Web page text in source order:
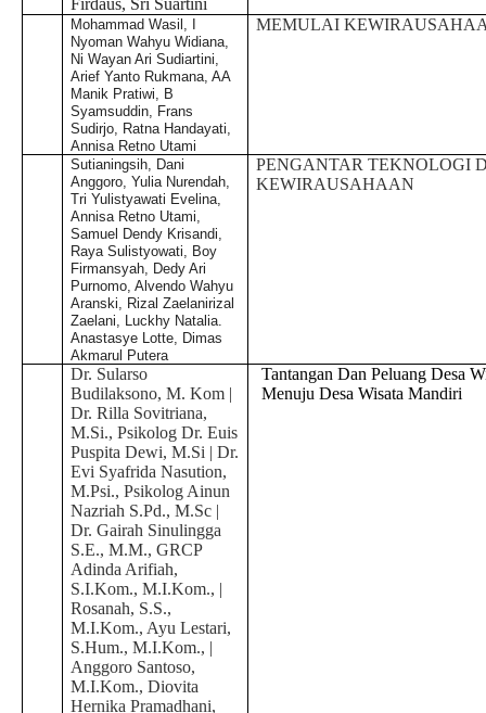
Mohammad Wasil, I
Nyoman Wahyu Widiana,
Ni Wayan Ari Sudiartini,
Arief Yanto Rukmana, AA
Manik Pratiwi, B
Syamsuddin, Frans
Sudirjo, Ratna Handayati,
Annisa Retno Utami
MEMULAI
Sutianingsih, Dani
Anggoro, Yulia Nurendah,
Tri Yulistyawati Evelina,
Annisa Retno Utami,
Samuel Dendy Krisandi,
Raya Sulistyowati, Boy
Firmansyah, Dedy Ari
Purnomo, Alvendo Wahyu
Aranski, Rizal Zaelanirizal
Zaelani, Luckhy Natalia.
Anastasye Lotte, Dimas
Akmarul Putera
PENGANTAR TEKNOLOGI
KEWIRAUSAHAAN
Dr. Sularso
Budilaksono, M. Kom |
Dr. Rilla Sovitriana,
M.Si., Psikolog Dr. Euis
Puspita Dewi, M.Si | Dr.
Evi Syafrida Nasution,
M.Psi., Psikolog Ainun
Nazriah S.Pd., M.Sc |
Dr. Gairah Sinulingga
S.E., M.M., GRCP
Adinda Arifiah,
S.I.Kom., M.I.Kom., |
Rosanah, S.S.,
M.I.Kom., Ayu Lestari,
S.Hum., M.I.Kom., |
Anggoro Santoso,
M.I.Kom., Diovita
Hernika Pramadhani,
Tantangan Dan Peluang Desa
Menuju Desa Wisata Mandiri